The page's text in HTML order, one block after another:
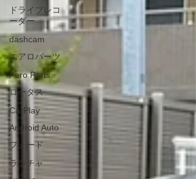
ドライブレコ
ーダー
dashcam
エアロパーツ
Aero Parts
ロータス
CarPlay
Android Auto
フォード
ランチャ
・施工後 この度もご依頼いただきありがとうござい
した✨ 板金塗装やメンテナンス、カスタムのご相談
お気軽にどうぞ🔧✨ 皆さまのご来店を心よりお待ち
ております💛